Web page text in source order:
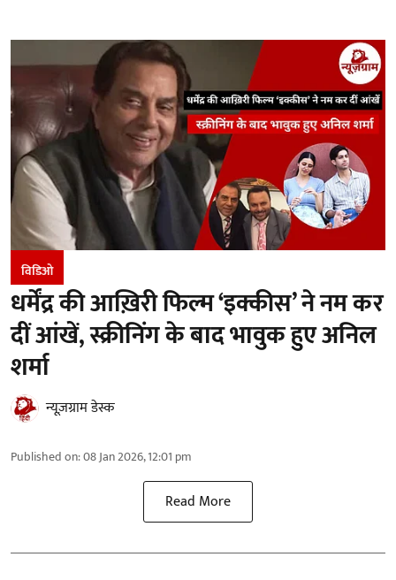
विडिओ
धर्मेंद्र की आख़िरी फिल्म ‘इक्कीस’ ने नम कर
दीं आंखें, स्क्रीनिंग के बाद भावुक हुए अनिल
शर्मा
न्यूज़ग्राम डेस्क
Published on:08 Jan 2026, 12:01 pm
Read More